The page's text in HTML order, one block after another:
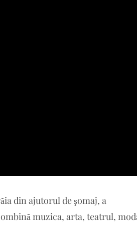
din ajutorul de şomaj, a
muzica, arta, teatrul,